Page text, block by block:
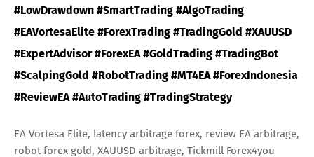
#LowDrawdown #SmartTrading #AlgoTrading
#EAVortesaElite #ForexTrading #TradingGold #XAUUSD
#ExpertAdvisor #ForexEA #GoldTrading #TradingBot
#ScalpingGold #RobotTrading #MT4EA #ForexIndonesia
#ReviewEA #AutoTrading #TradingStrategy
EA Vortesa Elite, latency arbitrage forex, review EA arbitrage,
robot forex gold, XAUUSD arbitrage, Tickmill Forex4you